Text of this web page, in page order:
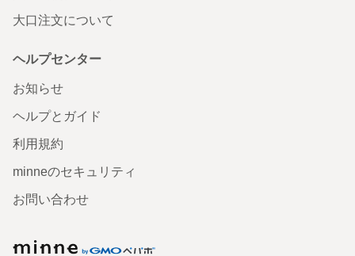
大口注文について
ヘルプセンター
お知らせ
ヘルプとガイド
利用規約
minneのセキュリティ
お問い合わせ